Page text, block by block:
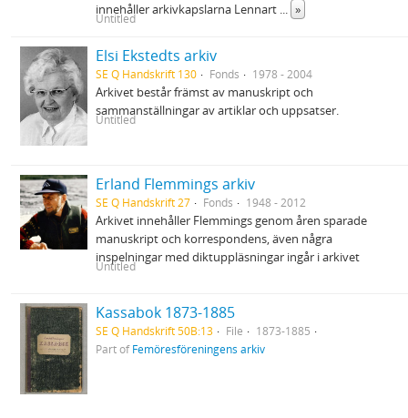
innehåller arkivkapslarna Lennart ... »
Untitled
Elsi Ekstedts arkiv
SE Q Handskrift 130 Fonds 1978 - 2004
Arkivet består främst av manuskript och
sammanställningar av artiklar och uppsatser.
Untitled
Erland Flemmings arkiv
SE Q Handskrift 27 Fonds 1948 - 2012
Arkivet innehåller Flemmings genom åren sparade
manuskript och korrespondens, även några
inspelningar med diktuppläsningar ingår i arkivet
Untitled
Kassabok 1873-1885
SE Q Handskrift 50B:13 File
1873-1885
Part ofFemöresföreningens arkiv